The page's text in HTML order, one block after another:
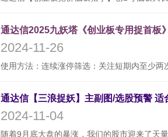
通达信2025九妖塔《创业板专用捉首板
2024-11-26
2024-11-04